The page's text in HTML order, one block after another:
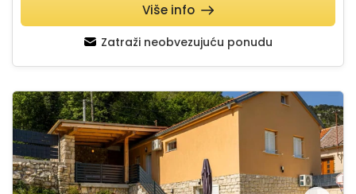
Zatraži neobvezujuću ponudu
Više info
Villa Jura
Pregledajte cijelu